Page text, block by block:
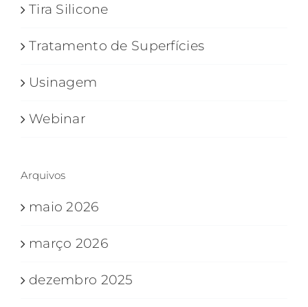
Tira Silicone
Tratamento de Superfícies
Usinagem
Webinar
Arquivos
maio 2026
março 2026
dezembro 2025